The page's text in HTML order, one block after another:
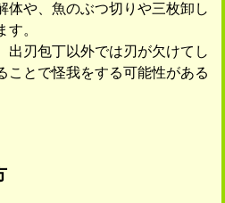
体や、魚のぶつ切りや三枚卸し
。
出刃包丁以外では刃が欠けてし
ことで怪我をする可能性がある